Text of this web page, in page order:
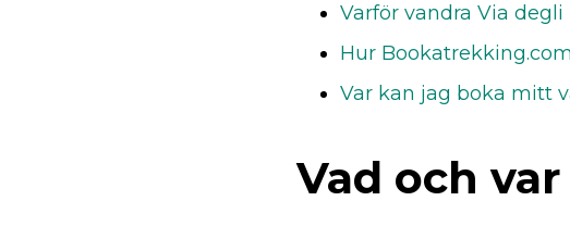
Varför vandra Via degli
Hur
Var kan jag boka mitt
Vad och